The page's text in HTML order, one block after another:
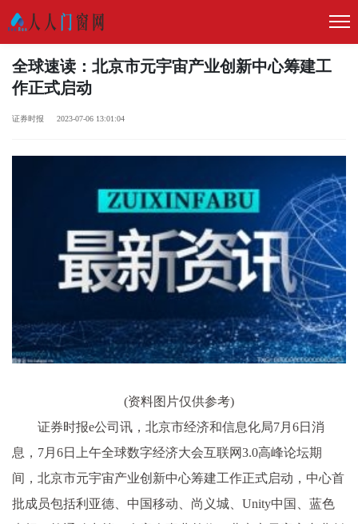
全球速读：北京市元宇宙产业创新中心筹建工
作正式启动
证券时报 2023-07-06 13:01:04
(资料图片仅供参考)
证券时报e公司讯，北京市经济和信息化局7月6日消
息，7月6日上午全球数字经济大会互联网3.0高峰论坛期
间，北京市元宇宙产业创新中心筹建工作正式启动，中心首
批成员包括利亚德、中国移动、尚义城、Unity中国、蓝色